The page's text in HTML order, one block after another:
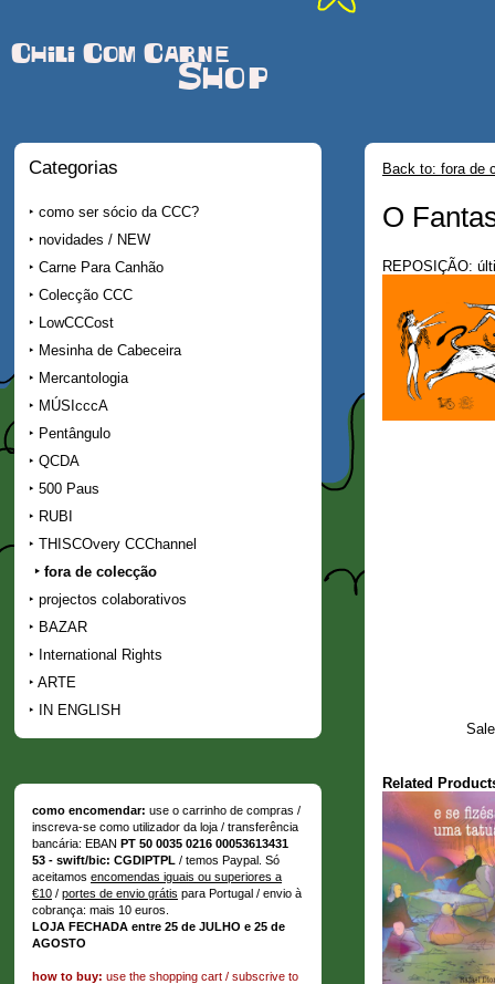
Chili Com Carne
Shop
Categorias
como ser sócio da CCC?
novidades / NEW
Carne Para Canhão
Colecção CCC
LowCCCost
Mesinha de Cabeceira
Mercantologia
MÚSIcccA
Pentângulo
QCDA
500 Paus
RUBI
THISCOvery CCChannel
fora de colecção
projectos colaborativos
BAZAR
International Rights
ARTE
IN ENGLISH
como encomendar: use o carrinho de compras /
inscreva-se como utilizador da loja / transferência
bancária: EBAN PT 50 0035 0216 00053613431
53 - swift/bic: CGDIPTPL / temos Paypal. Só
aceitamos encomendas iguais ou superiores a
€10 / portes de envio grátis para Portugal / envio à
cobrança: mais 10 euros.
LOJA FECHADA entre 25 de JULHO e 25 de
AGOSTO
how to buy: use the shopping cart / subscrive to
Back to: fora de
O
REPOSIÇÃO:
Related